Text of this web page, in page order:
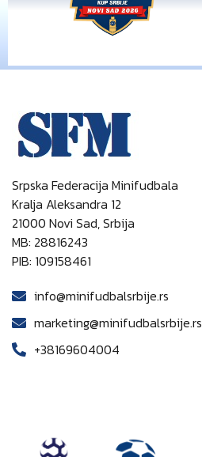
Srpska Federacija Minifudbala
Kralja Aleksandra 12
21000 Novi Sad, Srbija
MB: 28816243
PIB: 109158461
info@minifudbalsrbije.rs
marketing@minifudbalsrbije.rs
+38169604004